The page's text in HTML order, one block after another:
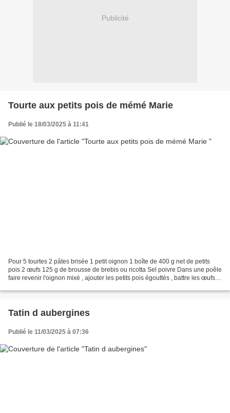
Publicité
Tourte aux petits pois de mémé Marie
Publié le 18/03/2025 à 11:41
Pour 5 tourtes 2 pâtes brisée 1 petit oignon 1 boîte de 400 g net de petits
pois 2 œufs 125 g de brousse de brebis ou ricotta Sel poivre Dans une poêle
faire revenir l'oignon mixé , ajouter les petits pois égouttés , battre les œufs
Tatin d aubergines
Publié le 11/03/2025 à 07:36